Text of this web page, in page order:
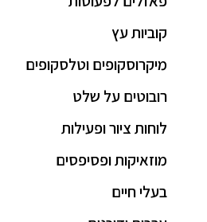
קוביות עץ
מיקרוסקופים וטלסקופים
רובוטים על שלט
לוחות ציור ופעילות
מוזאיקות ופסיפסים
בעלי חיים